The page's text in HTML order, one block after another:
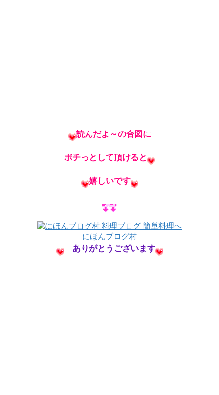
読んだよ～の合図に
ポチっとして頂けると
嬉しいです
にほんブログ村
ありがとうございます